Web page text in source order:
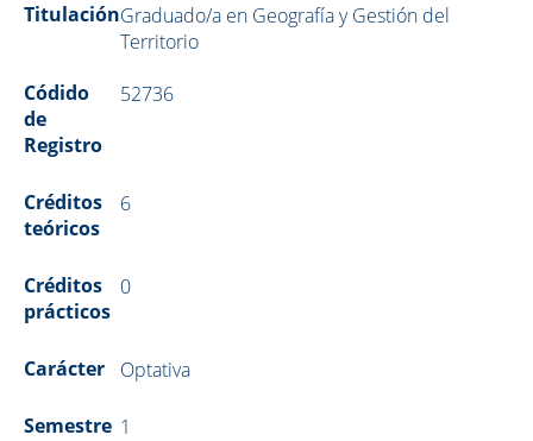
TitulaciónGraduado/a en Geografía y Gestión del
Territorio
Códido
de
Registro
52736
Créditos
teóricos
6
Créditos
prácticos
0
Carácter Optativa
Semestre 1